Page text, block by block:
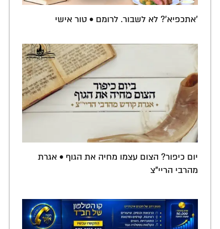
'אתכפיא'? לא לשבור. לרומם • טור אישי
יום כיפור? הצום עצמו מחיה את הגוף • אגרת
מהרבי הריי"צ